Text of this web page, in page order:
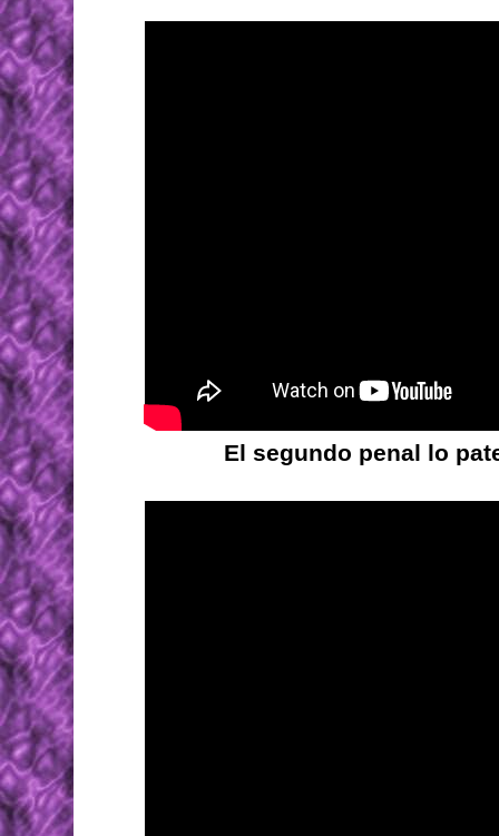
El segundo penal lo